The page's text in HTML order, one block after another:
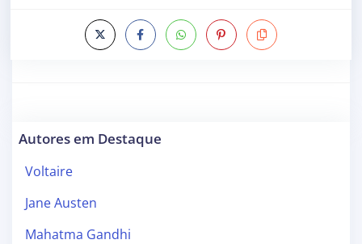
Autores em Destaque
Voltaire
Jane Austen
Mahatma Gandhi